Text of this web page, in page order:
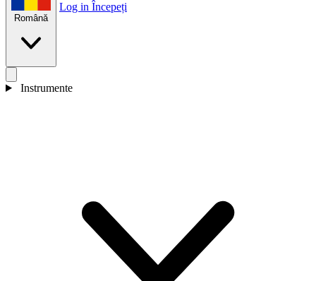
Română
Log in Începeți
Instrumente